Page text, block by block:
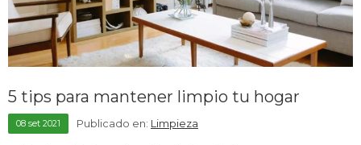
5 tips para mantener limpio tu hogar
08 set 2021 Publicado en: Limpieza